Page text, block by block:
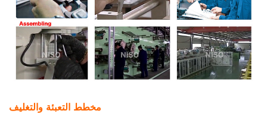
مخطط التعبئة والتغليف